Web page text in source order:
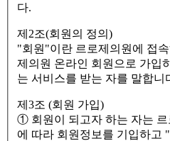
다.
제2조(회원의 정의)
"회원"이란 르로제의원에 접
제의원 온라인 회원으로 가입
는 서비스를 받는 자를 말합니
제3조 (회원 가입)
① 회원이 되고자 하는 자는
에 따라 회원정보를 기입하고